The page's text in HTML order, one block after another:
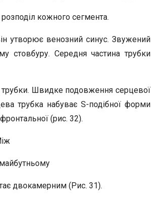
кожного сегмента.
утворює венозний синус. Звужений
стовбуру. Середня частина трубки
трубки. Швидке подовження серцевої
трубка набуває S-подібної форми
(рис. 32).
двокамерним (Рис. 31).